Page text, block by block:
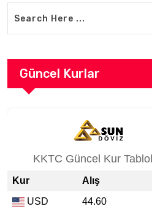
Güncel Kurlar